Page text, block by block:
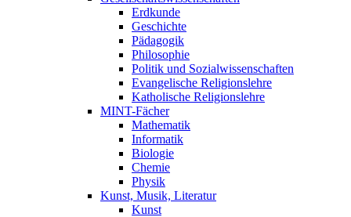
Erdkunde
Geschichte
Pädagogik
Philosophie
Politik und Sozialwissenschaften
Evangelische Religionslehre
Katholische Religionslehre
MINT-Fächer
Mathematik
Informatik
Biologie
Chemie
Physik
Kunst, Musik, Literatur
Kunst